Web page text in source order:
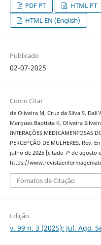
PDF PT HTML PT
HTML EN (English)
Publicado
02-07-2025
Como Citar
de Oliveira M, Cruz da Silva S,
Marques Baptista K, Oliveira Silveira
INTERAÇÕES MEDICAMENTOSAS
PERCEPÇÃO DE MULHERES.
julho de 2025 [citado 7º de agosto
https://
Fomatos de Citação
Edição
v. 99 n. 3 (2025): Jul. Ago.